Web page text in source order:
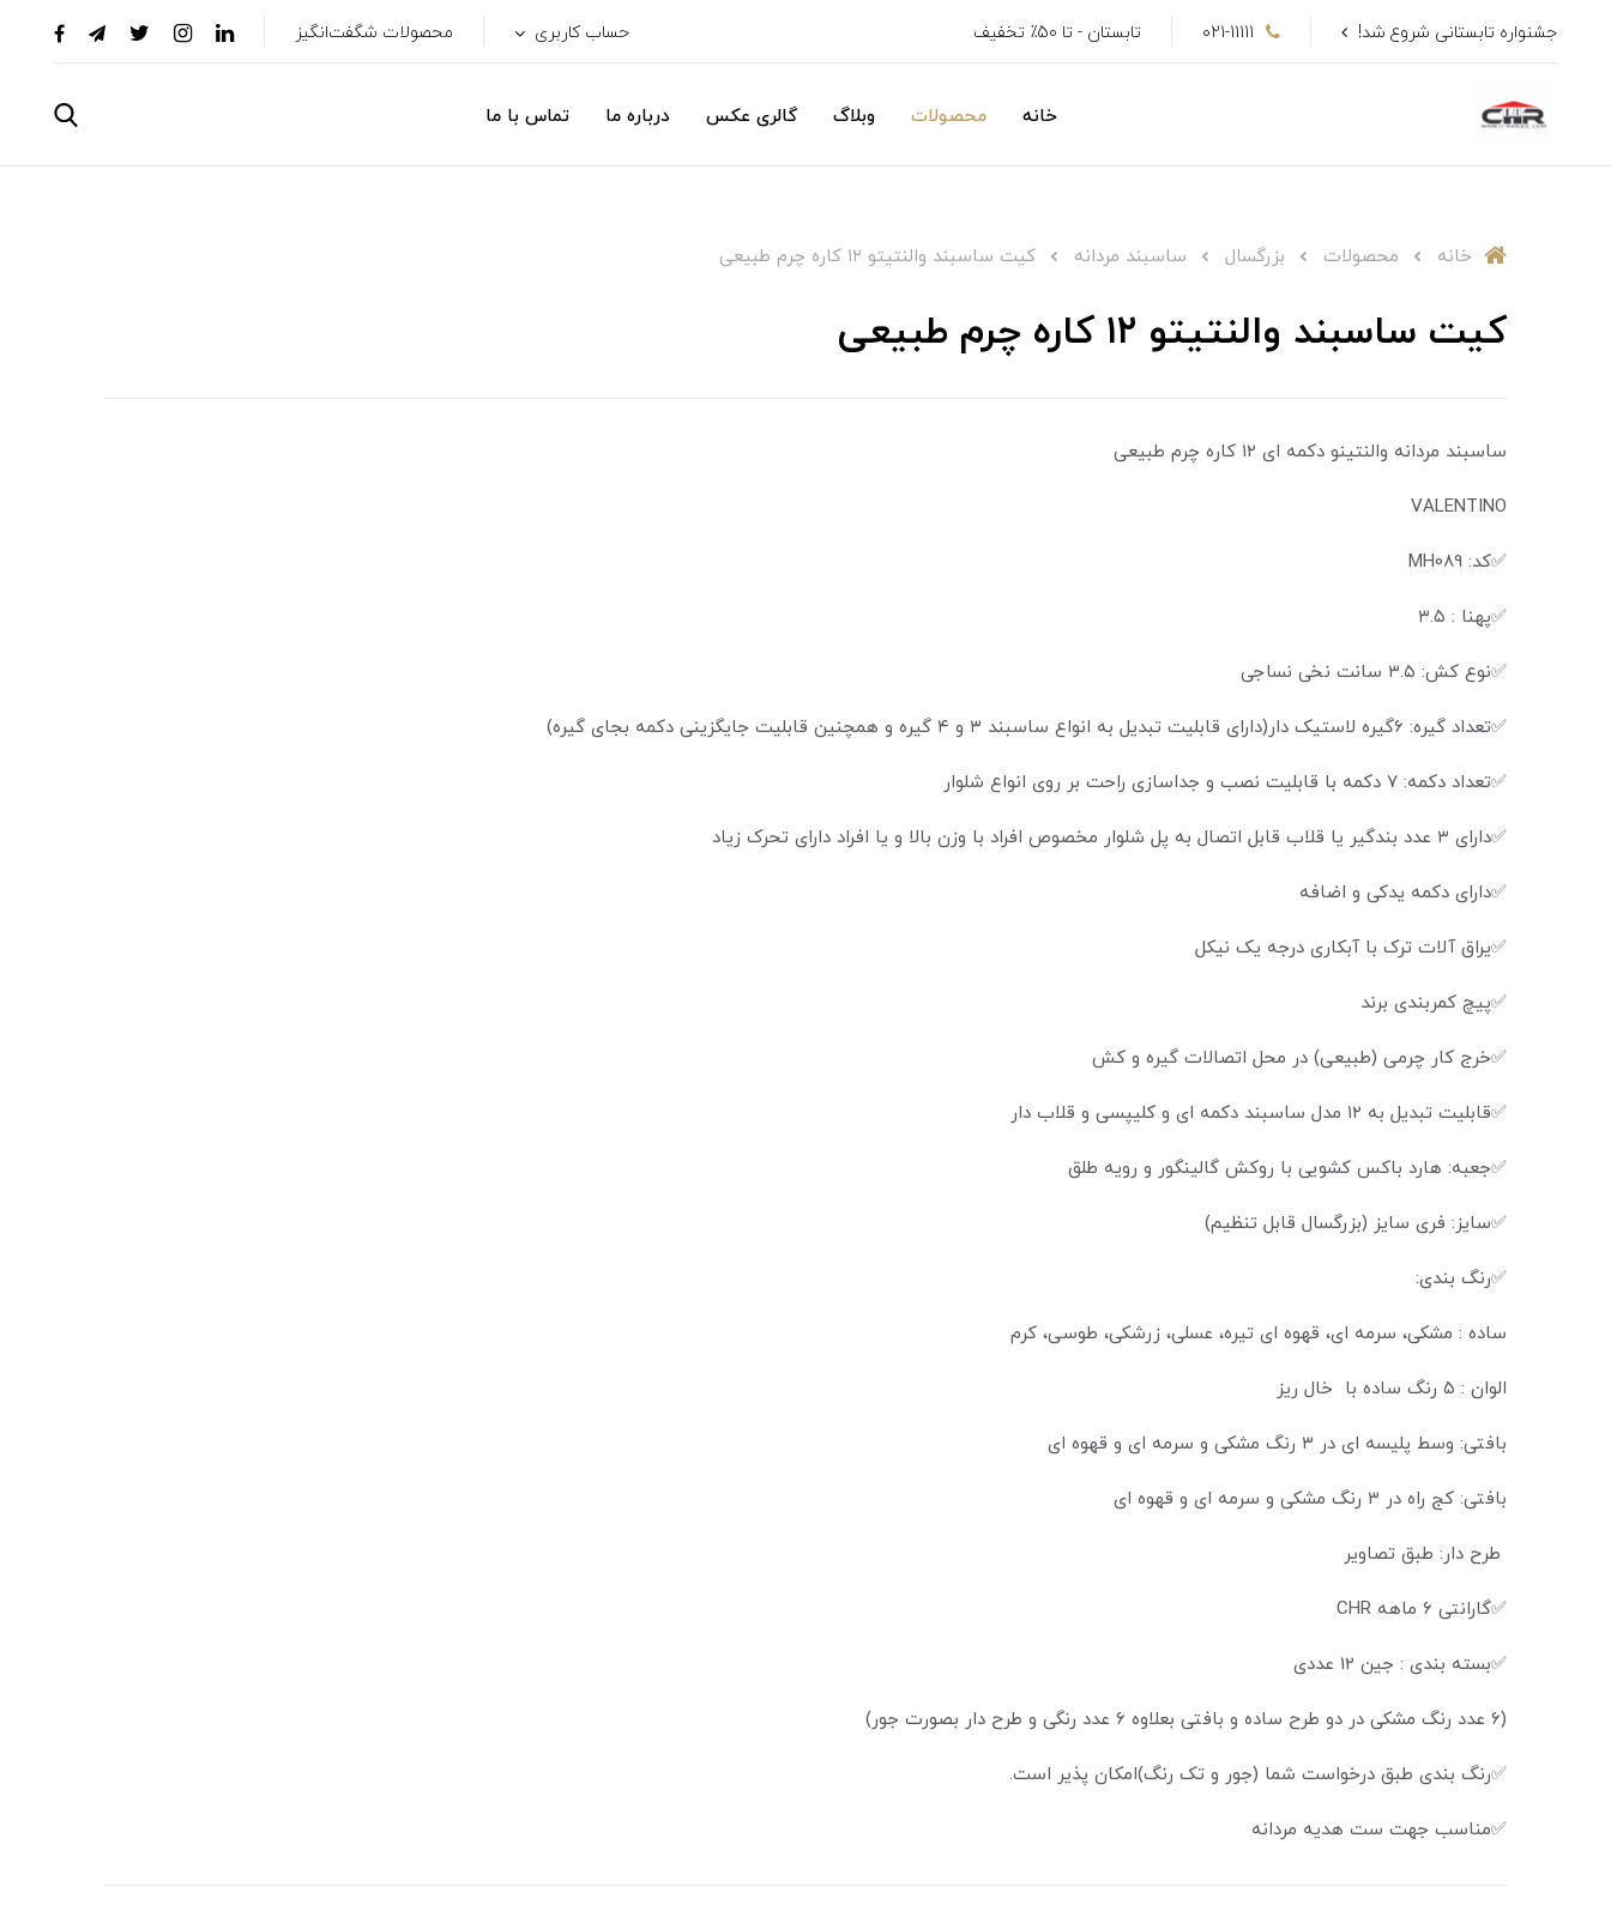
جشنواره تابستانی شروع شد! 021-11111 تابستان - تا 50٪ تخفیف حساب کاربری محصولات شگفت‌انگیز
خانه محصولات وبلاگ گالری عکس درباره ما تماس با ما
خانه محصولات بزرگسال ساسبند مردانه کیت ساسبند والنتیتو ۱۲ کاره چرم طبیعی
کیت ساسبند والنتیتو ۱۲ کاره چرم طبیعی
ساسبند مردانه والنتینو دکمه ای ۱۲ کاره چرم طبیعی
VALENTINO
✅کد: MH089
✅پهنا : ۳.۵
✅نوع کش: ۳.۵ سانت نخی نساجی
✅تعداد گیره: 6گیره لاستیک دار(دارای قابلیت تبدیل به انواع ساسبند ۳ و ۴ گیره و همچنین قابلیت جایگزینی دکمه بجای گیره)
✅تعداد دکمه: ۷ دکمه با قابلیت نصب و جداسازی راحت بر روی انواع شلوار
✅دارای ۳ عدد بندگیر یا قلاب قابل اتصال به پل شلوار مخصوص افراد با وزن بالا و یا افراد دارای تحرک زیاد
✅دارای دکمه یدکی و اضافه
✅یراق آلات ترک با آبکاری درجه یک نیکل
✅پیچ کمربندی برند
✅خرج کار چرمی (طبیعی) در محل‌ اتصالات گیره و کش
✅قابلیت تبدیل به ۱۲ مدل ساسبند دکمه ای و کلیپسی و قلاب دار
✅جعبه: هارد باکس کشویی با روکش گالینگور و رویه طلق
✅سایز: فری سایز (بزرگسال قابل تنظیم)
✅رنگ بندی:
ساده : مشکی، سرمه ای، قهوه ای تیره، عسلی، زرشکی، طوسی، کرم
الوان : ۵ رنگ ساده با خال ریز
بافتی: وسط پلیسه ای در ۳ رنگ مشکی و سرمه ای و قهوه ای
بافتی: کج راه در ۳ رنگ مشکی و سرمه ای و قهوه ای
طرح دار: طبق تصاویر
✅گارانتی ۶ ماهه CHR
✅بسته بندی : جین 12 عددی
(۶ عدد رنگ مشکی در دو طرح ساده و بافتی بعلاوه ۶ عدد رنگی و طرح دار بصورت جور)
✅رنگ بندی طبق درخواست شما (جور و تک رنگ)امکان پذیر است.
✅مناسب جهت ست هدیه مردانه